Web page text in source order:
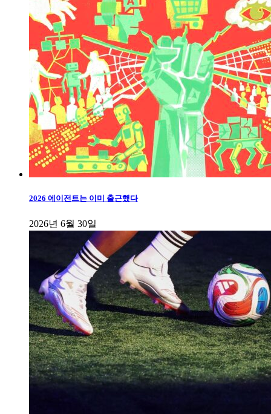
2026 에이전트는 이미 출근했다
2026년 6월 30일